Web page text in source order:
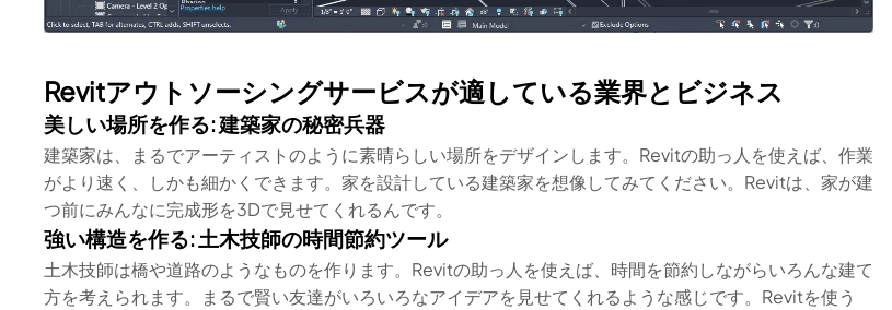
Revitアウトソーシングサービスが適している業界とビジネス
美しい場所を作る: 建築家の秘密兵器
建築家は、まるでアーティストのように素晴らしい場所をデザインします。Revitの助っ人を使えば、作業
がより速く、しかも細かくできます。家を設計している建築家を想像してみてください。Revitは、家が建
つ前にみんなに完成形を3Dで見せてくれるんです。
強い構造を作る: 土木技師の時間節約ツール
土木技師は橋や道路のようなものを作ります。Revitの助っ人を使えば、時間を節約しながらいろんな建て
方を考えられます。まるで賢い友達がいろいろなアイデアを見せてくれるような感じです。Revitを使う